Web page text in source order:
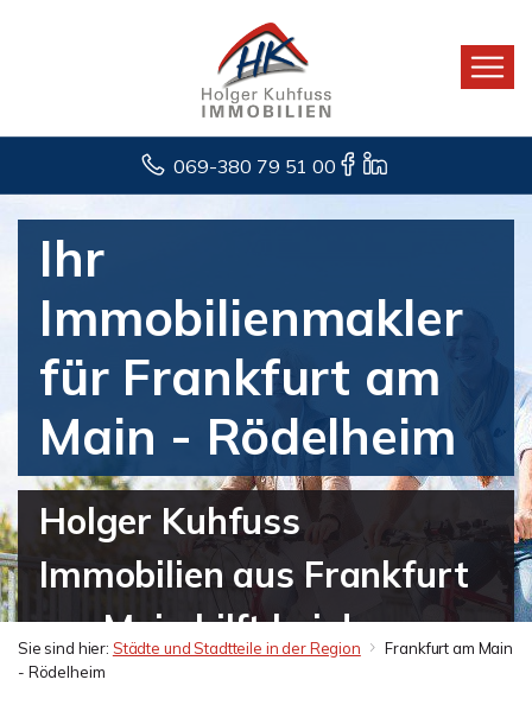
069-380 79 51 00
Ihr
Immobilienmakler
für Frankfurt am
Main - Rödelheim
Holger Kuhfuss
Immobilien aus Frankfurt
am Main hilft bei der
Vermarktung Ihres
Sie sind hier: Städte und Stadtteile in der Region
Frankfurt am Main
- Rödelheim